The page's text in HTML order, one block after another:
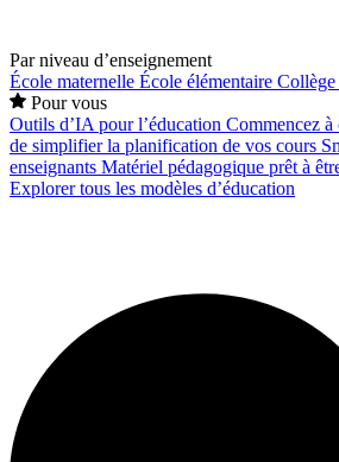
Par niveau d’enseignement
École maternelle École élémentaire Collège
Pour vous
Outils d’IA pour l’éducation Commencez à
de simplifier la planification de vos cours
enseignants Matériel pédagogique prêt à
Explorer tous les modèles d’éducation